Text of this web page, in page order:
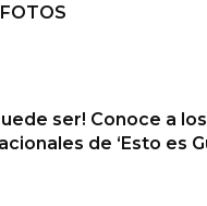
ser! Conoce a
de ‘Esto es